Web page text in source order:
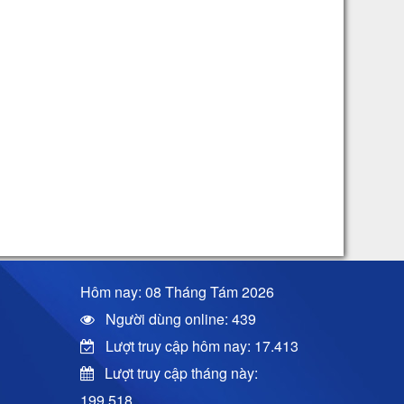
Hôm nay: 08 Tháng Tám 2026
Người dùng online: 439
Lượt truy cập hôm nay: 17.413
Lượt truy cập tháng này: